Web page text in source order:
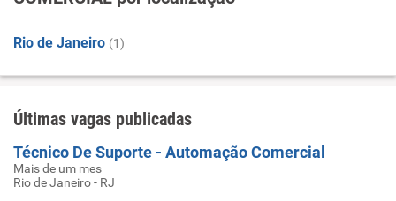
Rio de Janeiro (1)
Últimas vagas publicadas
Técnico De Suporte - Automação Comercial
Mais de um mes
Rio de Janeiro - RJ